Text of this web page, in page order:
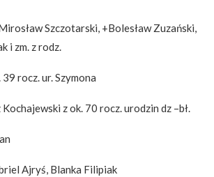
Szczotarski, +Bolesław Zuzański,
i zm. z rodz.
rocz. ur. Szymona
z ok. 70 rocz. urodzin dz –bł.
Ajryś, Blanka Filipiak